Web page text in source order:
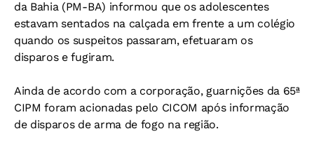
da Bahia (PM-BA) informou que os adolescentes
estavam sentados na calçada em frente a um colégio
quando os suspeitos passaram, efetuaram os
disparos e fugiram.
Ainda de acordo com a corporação, guarnições da 65ª
CIPM foram acionadas pelo CICOM após informação
de disparos de arma de fogo na região.